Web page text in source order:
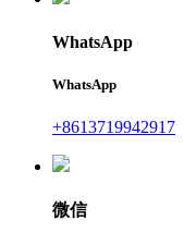
WhatsApp
WhatsApp
+8613719942917
微信